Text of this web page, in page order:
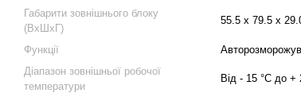
Габарити зовнішнього блоку
(ВхШхГ)
55.5 х 79.5 х
Функції
Діапазон зовнішньої робочої
температури
Від - 15 °C до +